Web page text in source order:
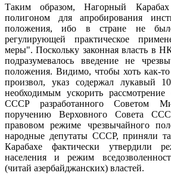
Таким образом, Нагорный Карабах
полигоном для апробирования
положения, ибо в стране не
регулирующей практическое
меры". Поскольку законная власть в
подразумевалось введение не
положения. Видимо, чтобы хоть как-
произвол, указ содержал лукавый
необходимым ускорить
СССР разработанного Советом
поручению Верховного Совета
правовом режиме чрезвычайного
народные депутаты СССР, приняли
Карабахе фактически утвердили
населения и режим
(читай азербайджанских) властей.